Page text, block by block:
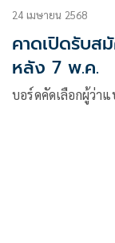
24 เมษายน 2568
คาดเปิดรับส
หลัง 7 พ.ค.
บอร์ดคัดเลือกผู้ว่า